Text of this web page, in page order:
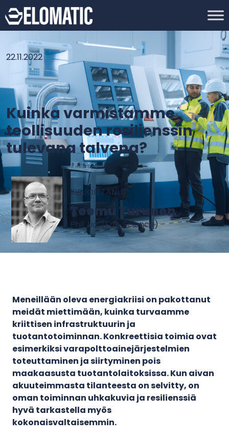
22.11.2022
Kuinka varmistamme
teollisuuden resilienssin
tulevana talvena?
KIRJOITTANUT
Teemu Turunen
Phil. Lic. (Env. Science)
Meneillään oleva energiakriisi on pakottanut
meidät miettimään, kuinka turvaamme
kriittisen infrastruktuurin ja
tuotantotoiminnan. Konkreettisia toimia ovat
esimerkiksi varapolttoainejärjestelmien
toteuttaminen ja siirtyminen pois
maakaasusta tuotantolaitoksissa. Kun aivan
akuuteimmasta tilanteesta on selvitty, on
oman toiminnan uhkakuvia ja resilienssiä
hyvä tarkastella myös
kokonaisvaltaisemmin.